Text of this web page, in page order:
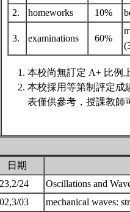
2. homeworks 10%
3. examinations 60%
本校尚無訂定 A+ 比例
本校採用等第制評定成
表僅供參考，授課教師
日期
24
Oscillations and
03
mechanical waves: